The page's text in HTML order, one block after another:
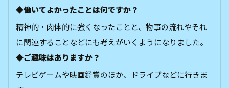
◆働いてよかったことは何ですか？
精神的・肉体的に強くなったことと、物事の流れやそれ
に関連することなどにも考えがいくようになりました。
◆ご趣味はありますか？
テレビゲームや映画鑑賞のほか、ドライブなどに行きま